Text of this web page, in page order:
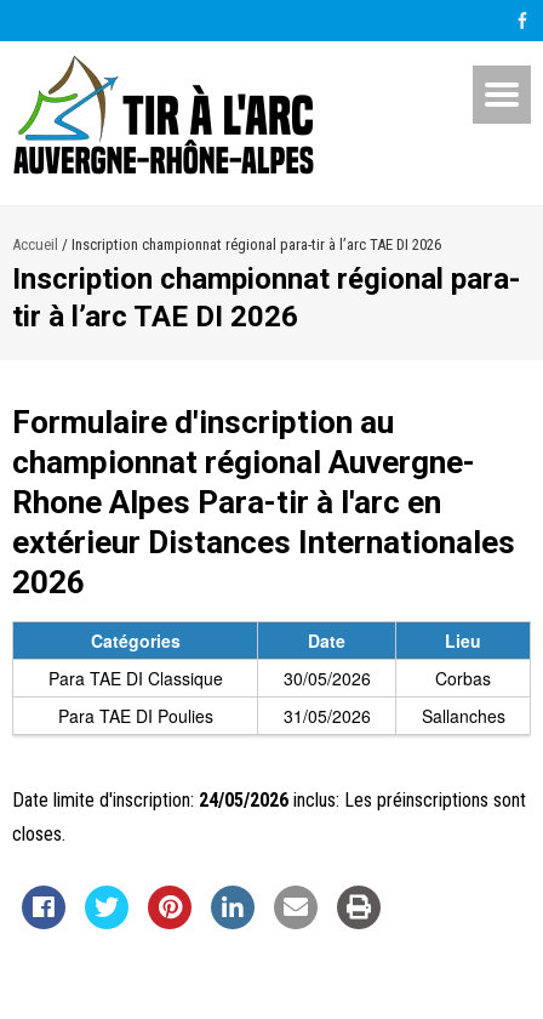
Accueil / Inscription championnat régional para-tir à l’arc TAE DI 2026
Inscription championnat régional para-
tir à l’arc TAE DI 2026
Formulaire d'inscription au
championnat régional Auvergne-
Rhone Alpes Para-tir à l'arc en
extérieur Distances Internationales
2026
Catégories Date
Lieu
Para TAE DI Classique
30/05/2026
Corbas
Para TAE DI Poulies
31/05/2026 Sallanches
Date limite d'inscription: 24/05/2026 inclus: Les préinscriptions sont
closes.